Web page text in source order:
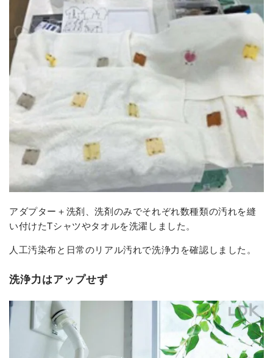
アダプター＋洗剤、洗剤のみでそれぞれ数種類の汚れを縫
い付けたTシャツやタオルを洗濯しました。
人工汚染布と日常のリアル汚れで洗浄力を確認しました。
洗浄力はアップせず